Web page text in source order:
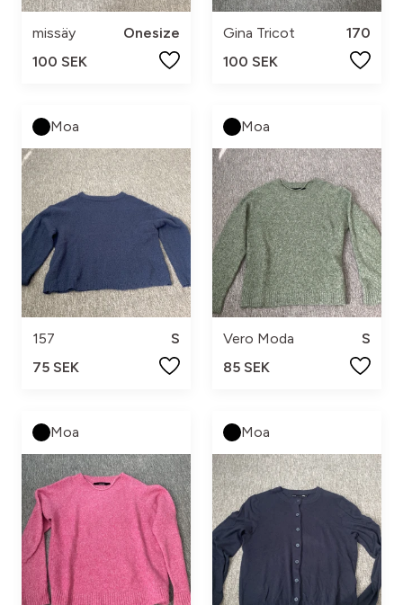
missäy
Onesize
100 SEK
Gina Tricot
170
100 SEK
Moa
157
S
75 SEK
Moa
Vero Moda
S
85 SEK
Moa Moa